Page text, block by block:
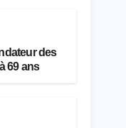
des
69 ans